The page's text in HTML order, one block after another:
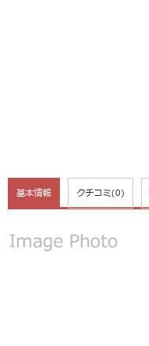
基本情報 クチコミ(0)